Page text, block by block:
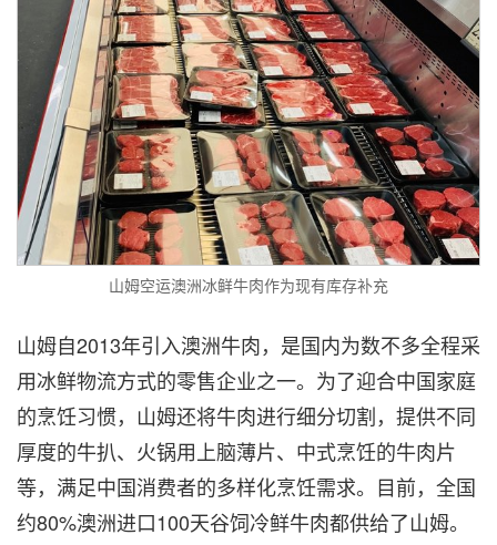
山姆空运澳洲冰鲜牛肉作为现有库存补充
山姆自2013年引入澳洲牛肉，是国内为数不多全程采
用冰鲜物流方式的零售企业之一。为了迎合中国家庭
的烹饪习惯，山姆还将牛肉进行细分切割，提供不同
厚度的牛扒、火锅用上脑薄片、中式烹饪的牛肉片
等，满足中国消费者的多样化烹饪需求。目前，全国
约80%澳洲进口100天谷饲冷鲜牛肉都供给了山姆。